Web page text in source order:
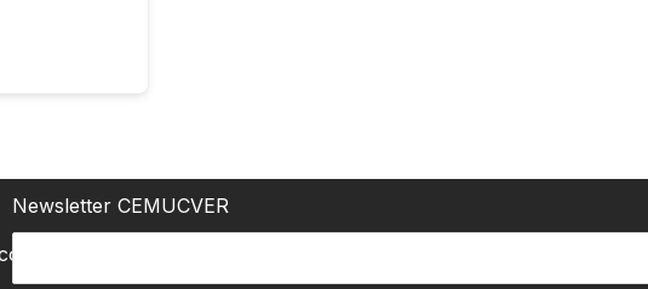
Newsletter CEMUCVER